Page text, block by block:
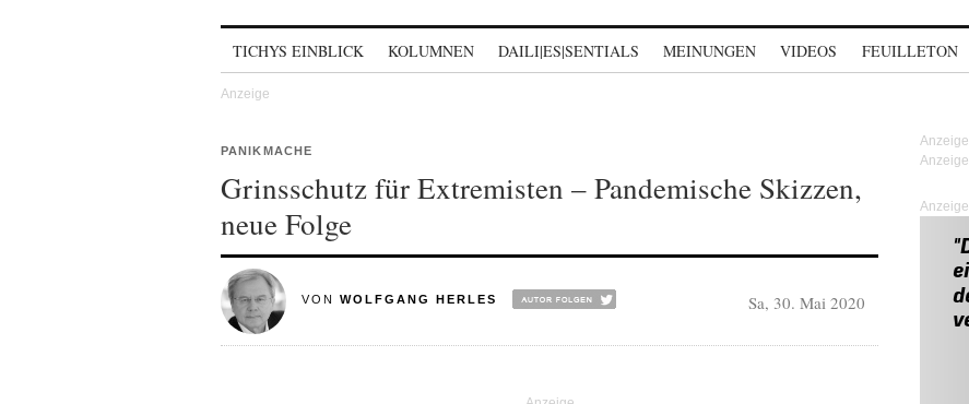
TICHYS EINBLICK KOLUMNEN DAILI|ES|SENTIALS MEINUNGEN VIDEOS FEUILLETON
PANIKMACHE
Grinsschutz für Extremisten – Pandemische Skizzen,
neue Folge
VON WOLFGANG HERLES Sa, 30. Mai 2020
Anzeige